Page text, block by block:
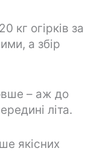
кг огірків за
а збір
– аж до
літа.
якісних